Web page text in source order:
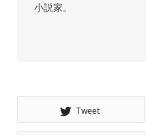
小説家。
Tweet